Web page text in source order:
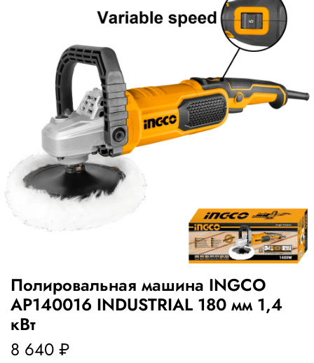
Полировальная машина INGCO
AP140016 INDUSTRIAL 180 мм 1,4
кВт
8 640 ₽